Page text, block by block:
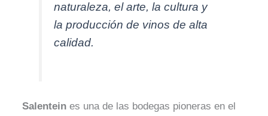
naturaleza, el arte, la cultura y
la producción de vinos de alta
calidad.
Salentein es una de las bodegas pioneras en el